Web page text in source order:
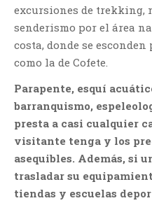
excursiones de
senderismo por el área
costa, donde se
como la de Cofete.
Parapente, esquí
barranquismo,
presta a casi cualquier
visitante tenga y los
asequibles. Además, si
trasladar su
tiendas y escuelas